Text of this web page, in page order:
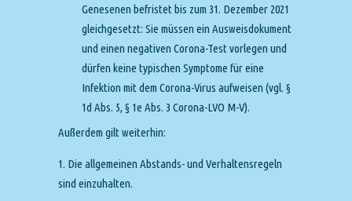
Genesenen befristet bis zum 31. Dezember 2021
gleichgesetzt: Sie müssen ein Ausweisdokument
und einen negativen Corona-Test vorlegen und
dürfen keine typischen Symptome für eine
Infektion mit dem Corona-Virus aufweisen (vgl. §
1d Abs. 5, § 1e Abs. 3 Corona-LVO M-V).
Außerdem gilt weiterhin:
1. Die allgemeinen Abstands- und Verhaltensregeln
sind einzuhalten.